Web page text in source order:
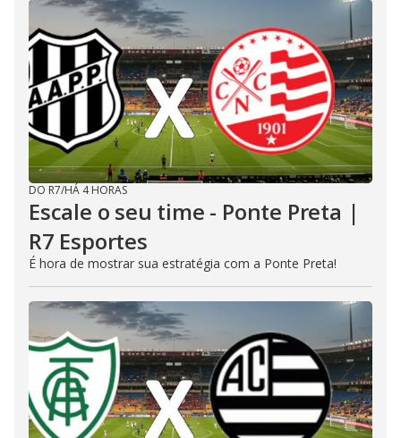
DO R7/HÁ 4 HORAS
Escale o seu time - Ponte Preta |
R7 Esportes
É hora de mostrar sua estratégia com a Ponte Preta!